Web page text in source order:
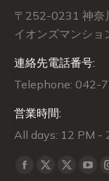
〒252-0231 神奈
イオンズマンシ
連絡先電話番号:
Telephone: 042-
営業時間:
All days: 12 PM -
Find us on:
Facebook
X
X